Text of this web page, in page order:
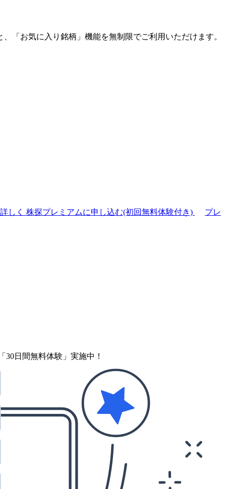
「お気に入り銘柄」機能を無制限でご利用いただけます。
しく 株探プレミアムに申し込む(初回無料体験付き)
プレ
日間無料体験」実施中！